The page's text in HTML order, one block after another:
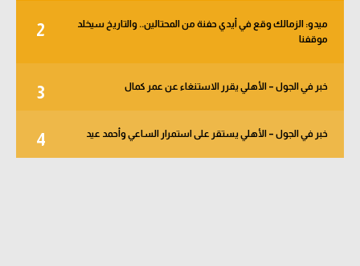
2
ميدو: الزمالك وقع في أيدي حفنة من المحتالين.. والتاريخ سيخلد
موقفنا
3 خبر في الجول – الأهلي يقرر الاستنغاء عن عمر كمال
4 خبر في الجول – الأهلي يستقر على استمرار الساعي وأحمد عيد